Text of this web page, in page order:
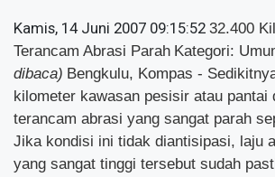
Kamis, 14 Juni 2007 09:15:52 32.400
Terancam Abrasi Parah Kategori:
dibaca) Bengkulu, Kompas -
kilometer kawasan pesisir atau pantai
terancam abrasi yang sangat parah
Jika kondisi ini tidak diantisipasi, laju
yang sangat tinggi tersebut sudah